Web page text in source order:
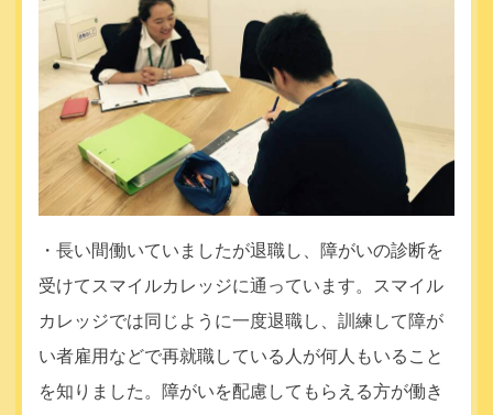
・長い間働いていましたが退職し、障がいの診断を
受けてスマイルカレッジに通っています。スマイル
カレッジでは同じように一度退職し、訓練して障が
い者雇用などで再就職している人が何人もいること
を知りました。障がいを配慮してもらえる方が働き